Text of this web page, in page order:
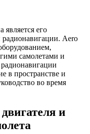
его
радионавигации. Aero
самолетами и
в пространстве и
во время
и